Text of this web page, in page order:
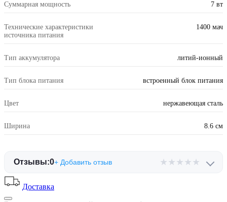
Суммарная мощность 7 вт
Технические характеристики
источника питания
1400 мач
Тип аккумулятора литий-ионный
Тип блока питания встроенный блок питания
Цвет нержавеющая сталь
Ширина 8.6 см
Отзывы:0+ Добавить отзыв ★ ★ ★ ★ ★
Доставка